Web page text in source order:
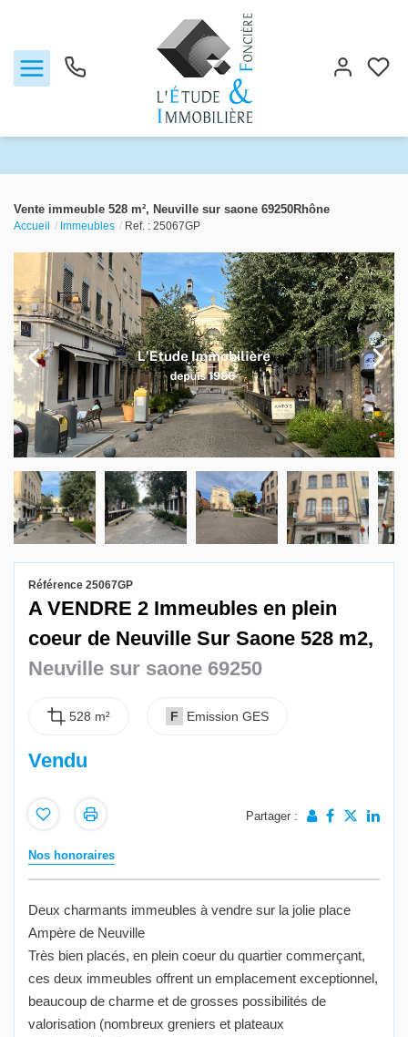
Biens vendus
Locations
Estimation
Gestion locative
Vente immeuble 528 m², Neuville sur saone 69250Rhône
Accueil Immeubles Ref. : 25067GP
Référence 25067GP
A VENDRE 2 Immeubles en plein
coeur de Neuville Sur Saone 528 m2,
Neuville sur saone 69250
528 m² F Emission GES
Vendu
Partager :
Nos honoraires
Deux charmants immeubles à vendre sur la jolie place
Ampère de Neuville
Très bien placés, en plein coeur du quartier commerçant,
ces deux immeubles offrent un emplacement exceptionnel,
beaucoup de charme et de grosses possibilités de
valorisation (nombreux greniers et plateaux